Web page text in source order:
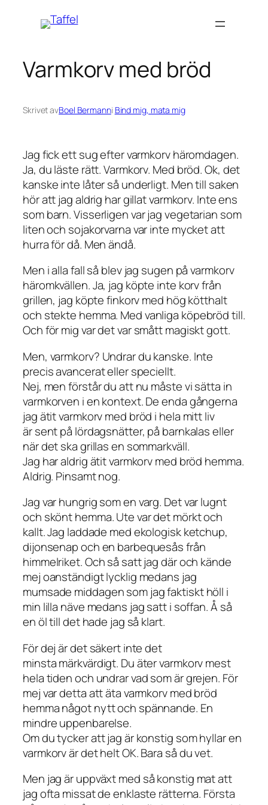
Varmkorv med bröd
Skrivet avBoel Bermanni Bind mig, mata mig
Jag fick ett sug efter varmkorv häromdagen.
Ja, du läste rätt. Varmkorv. Med bröd. Ok, det
kanske inte låter så underligt. Men till saken
hör att jag aldrig har gillat varmkorv. Inte ens
som barn. Visserligen var jag vegetarian som
liten och sojakorvarna var inte mycket att
hurra för då. Men ändå.
Men i alla fall så blev jag sugen på varmkorv
häromkvällen. Ja, jag köpte inte korv från
grillen, jag köpte finkorv med hög kötthalt
och stekte hemma. Med vanliga köpebröd till.
Och för mig var det var smått magiskt gott.
Men, varmkorv? Undrar du kanske. Inte
precis avancerat eller speciellt.
Nej, men förstår du att nu måste vi sätta in
varmkorven i en kontext. De enda gångerna
jag ätit varmkorv med bröd i hela mitt liv
är sent på lördagsnätter, på barnkalas eller
när det ska grillas en sommarkväll.
Jag har aldrig ätit varmkorv med bröd hemma.
Aldrig. Pinsamt nog.
Jag var hungrig som en varg. Det var lugnt
och skönt hemma. Ute var det mörkt och
kallt. Jag laddade med ekologisk ketchup,
dijonsenap och en barbequesås från
himmelriket. Och så satt jag där och kände
mej oanständigt lycklig medans jag
mumsade middagen som jag faktiskt höll i
min lilla näve medans jag satt i soffan. Å så
en öl till det hade jag så klart.
För dej är det säkert inte det
minsta märkvärdigt. Du äter varmkorv mest
hela tiden och undrar vad som är grejen. För
mej var detta att äta varmkorv med bröd
hemma något nytt och spännande. En
mindre uppenbarelse.
Om du tycker att jag är konstig som hyllar en
varmkorv är det helt OK. Bara så du vet.
Men jag är uppväxt med så konstig mat att
jag ofta missat de enklaste rätterna. Första